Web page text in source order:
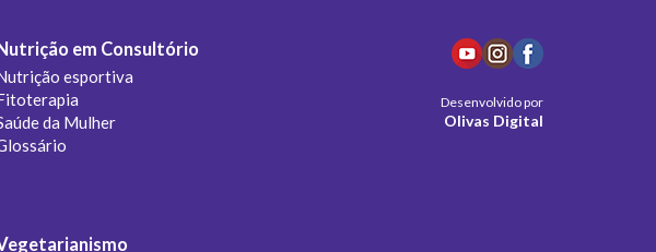
Nutrição em Consultório
esportiva
da Mulher
Desenvolvido por
Olivas Digital